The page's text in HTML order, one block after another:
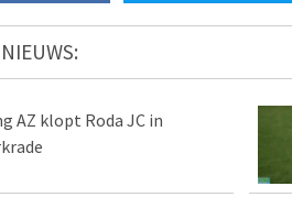
AZ klopt Roda JC in